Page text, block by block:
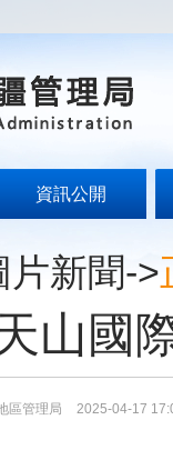
資訊公開
片新聞->
山國
區管理局 2025-04-17